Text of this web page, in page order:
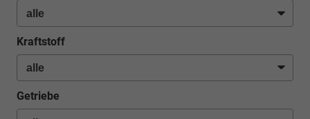
Kraftstoff
Getriebe